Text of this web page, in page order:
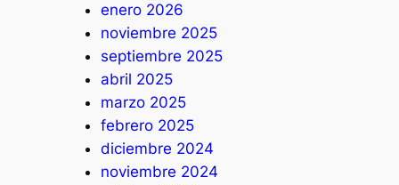
enero 2026
noviembre 2025
septiembre 2025
abril 2025
marzo 2025
febrero 2025
diciembre 2024
noviembre 2024